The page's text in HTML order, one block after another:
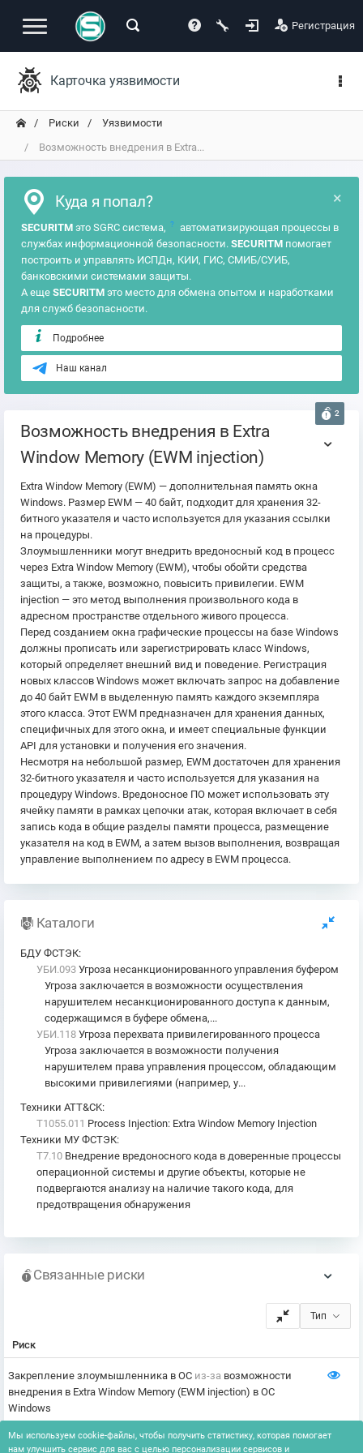
Регистрация
Карточка уязвимости
Риски
Уязвимости
Возможность внедрения в Extra...
×
Куда я попал?
SECURITM это SGRC система, ?
автоматизирующая процессы в
службах информационной безопасности. SECURITM помогает
построить и управлять ИСПДн, КИИ, ГИС, СМИБ/СУИБ,
банковскими системами защиты.
А еще SECURITM это место для обмена опытом и наработками
для служб безопасности.
Подробнее
Наш канал
2
Возможность внедрения в Extra
Window Memory (EWM injection)
Extra Window Memory (EWM) — дополнительная память окна
Windows. Размер EWM — 40 байт, подходит для хранения 32-
битного указателя и часто используется для указания ссылки
на процедуры.
Злоумышленники могут внедрить вредоносный код в процесс
через Extra Window Memory (EWM), чтобы обойти средства
защиты, а также, возможно, повысить привилегии. EWM
injection — это метод выполнения произвольного кода в
адресном пространстве отдельного живого процесса.
Перед созданием окна графические процессы на базе Windows
должны прописать или зарегистрировать класс Windows,
который определяет внешний вид и поведение. Регистрация
новых классов Windows может включать запрос на добавление
до 40 байт EWM в выделенную память каждого экземпляра
этого класса. Этот EWM предназначен для хранения данных,
специфичных для этого окна, и имеет специальные функции
API для установки и получения его значения.
Несмотря на небольшой размер, EWM достаточен для хранения
32-битного указателя и часто используется для указания на
процедуру Windows. Вредоносное ПО может использовать эту
ячейку памяти в рамках цепочки атак, которая включает в себя
запись кода в общие разделы памяти процесса, размещение
указателя на код в EWM, а затем вызов выполнения, возвращая
управление выполнением по адресу в EWM процесса.
Каталоги
БДУ ФСТЭК:
УБИ.093 Угроза несанкционированного управления буфером
Угроза заключается в возможности осуществления
нарушителем несанкционированного доступа к данным,
содержащимся в буфере обмена,...
УБИ.118 Угроза перехвата привилегированного процесса
Угроза заключается в возможности получения
нарушителем права управления процессом, обладающим
высокими привилегиями (например, у...
Техники ATT&CK:
T1055.011 Process Injection: Extra Window Memory Injection
Техники МУ ФСТЭК:
T7.10 Внедрение вредоносного кода в доверенные процессы
операционной системы и другие объекты, которые не
подвергаются анализу на наличие такого кода, для
предотвращения обнаружения
Связанные риски
Тип
Риск
Закрепление злоумышленника в ОС из-за возможности
внедрения в Extra Window Memory (EWM injection) в ОС
Windows
Мы используем cookie-файлы, чтобы получить статистику, которая помогает
нам улучшить сервис для вас с целью персонализации сервисов и